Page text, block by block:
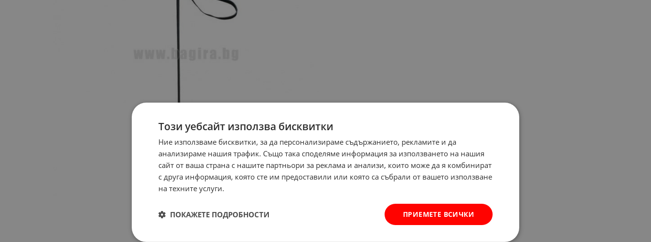
Този уебсайт използва бисквитки
Ние използваме бисквитки, за да персонализираме съдържанието, рекламите и да
анализираме нашия трафик. Също така споделяме информация за използването на нашия
сайт от ваша страна с нашите партньори за реклама и анализи, които може да я комбинират
с друга информация, която сте им предоставили или която са събрали от вашето използване
на техните услуги.
ПРИЕМЕТЕ ВСИЧКИ
ПОКАЖЕТЕ ПОДРОБНОСТИ